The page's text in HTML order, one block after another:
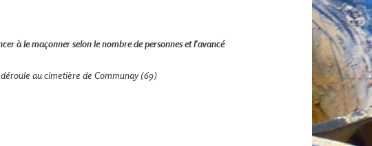
à le maçonner selon le nombre de personnes et l’avancé
au cimetière de Communay(69)